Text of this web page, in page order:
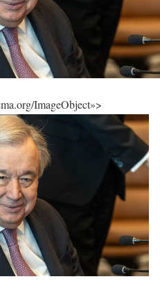
ImageObject»>